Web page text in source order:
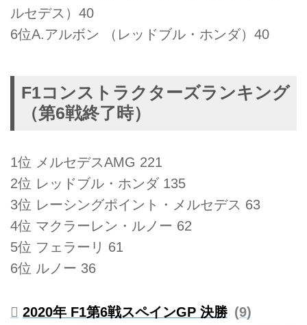
ルセデス）40
6位A.アルボン （レッドブル・ホンダ）40
F1コンストラクターズランキング
（第6戦終了時）
1位 メルセデスAMG 221
2位 レッドブル・ホンダ 135
3位 レーシングポイント・メルセデス 63
4位 マクラーレン・ルノー 62
5位 フェラーリ 61
6位 ルノー 36
2020年 F1第6戦スペインGP 決勝 9